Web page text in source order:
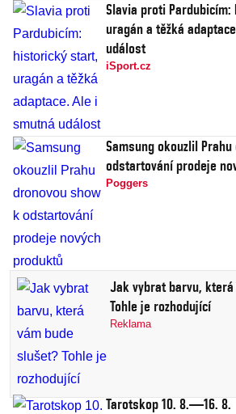
Slavia proti
uragán a těžká
událost
iSport.cz
Samsung okouzlil
odstartování prodeje
Poggers
Jak vybrat barvu,
Tohle je rozhodující
Reklama
Tarotskop 10. 8.—16. 8.